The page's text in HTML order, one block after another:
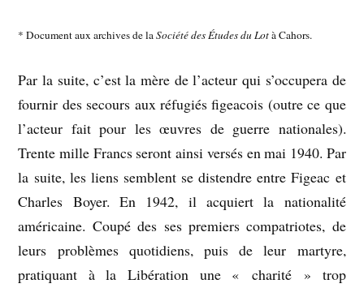
* Document aux archives de laSociété des Études du Lotà Cahors.
Par la suite, c’est la mère de l’acteur qui s’occupera de
fournir des secours aux réfugiés figeacois (outre ce que
l’acteur fait pour les œuvres de guerre nationales).
Trente mille Francs seront ainsi versés en mai 1940. Par
la suite, les liens semblent se distendre entre Figeac et
Charles Boyer. En 1942, il acquiert la nationalité
américaine. Coupé des ses premiers compatriotes, de
leurs problèmes quotidiens, puis de leur martyre,
pratiquant à la Libération une « charité » trop